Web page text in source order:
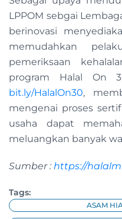
LPPOM sebgai
berinovasi
memudahkan
pemeriksaan
program Halal On
bit.ly/HalalOn30,
mengenai proses
usaha dapat
meluangkan banyak
Sumber : https://
Tags:
ASAM